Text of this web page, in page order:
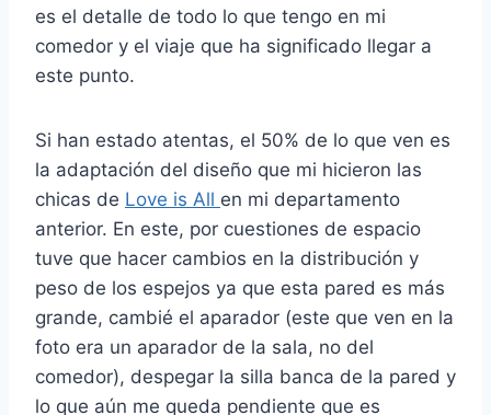
es el detalle de todo lo que tengo en mi
comedor y el viaje que ha significado llegar a
este punto.
Si han estado atentas, el 50% de lo que ven es
la adaptación del diseño que mi hicieron las
chicas de Love is All en mi departamento
anterior. En este, por cuestiones de espacio
tuve que hacer cambios en la distribución y
peso de los espejos ya que esta pared es más
grande, cambié el aparador (este que ven en la
foto era un aparador de la sala, no del
comedor), despegar la silla banca de la pared y
lo que aún me queda pendiente que es